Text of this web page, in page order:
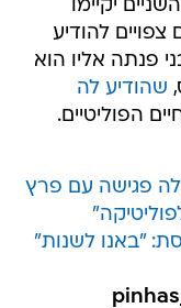
יקיימו
צפויים להודיע
פנתה אליו הוא
שהודיע לה
הפוליטיים.
פגישה עם פרץ
"באנו לשנות"